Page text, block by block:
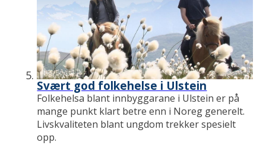
Svært god folkehelse i Ulstein
Folkehelsa blant innbyggarane i Ulstein er på
mange punkt klart betre enn i Noreg generelt.
Livskvaliteten blant ungdom trekker spesielt
opp.